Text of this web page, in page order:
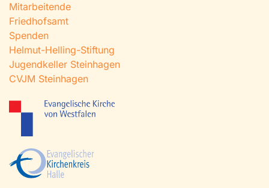
Mitarbeitende
Friedhofsamt
Spenden
Helmut-Helling-Stiftung
Jugendkeller Steinhagen
CVJM Steinhagen